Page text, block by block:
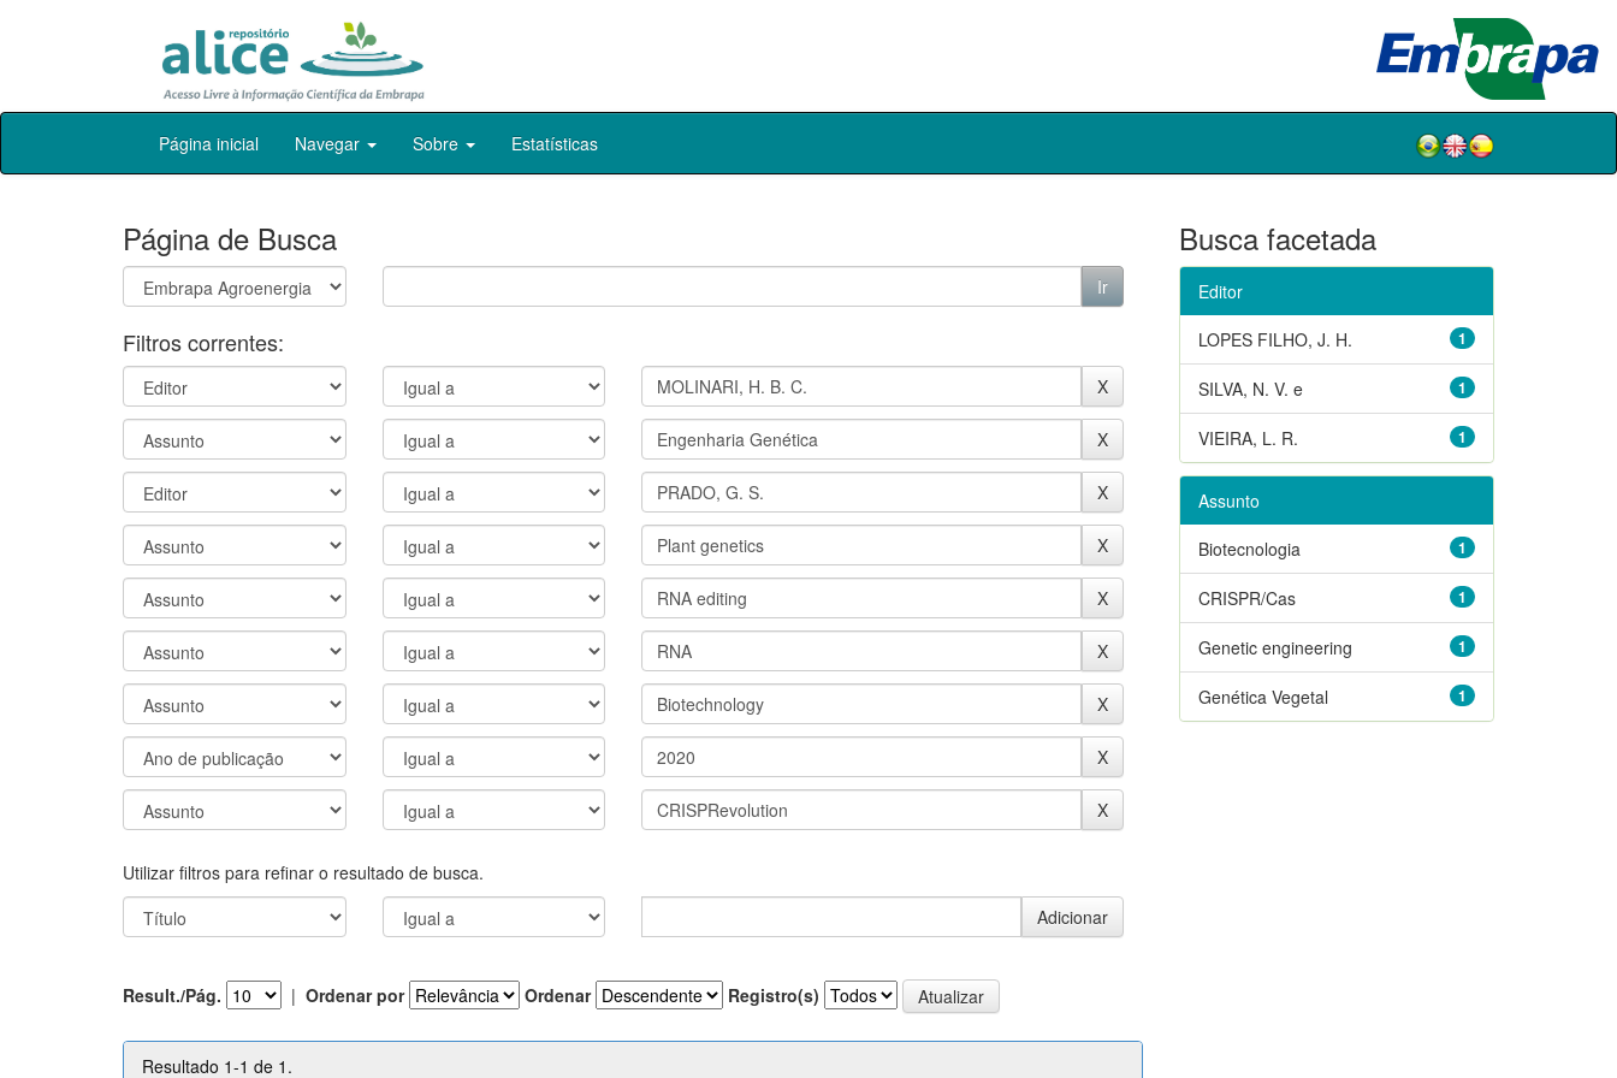
Skip
Página inicial Navegar Sobre Estatísticas
Página de Busca
Filtros correntes:
Utilizar filtros para refinar o resultado de busca.
Result./Pág. | Ordenar por Ordenar Registro(s)
Resultado 1-1 de 1.
Busca facetada
Editor
1
LOPES FILHO, J. H.
1
SILVA, N. V. e
1
VIEIRA, L. R.
Assunto
1
Biotecnologia
1
CRISPR/Cas
1
Genetic engineering
1
Genética Vegetal